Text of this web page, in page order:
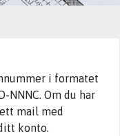
i formatet
NNNC. Om du har
mail med
konto.